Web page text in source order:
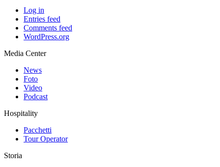
Log in
Entries feed
Comments feed
WordPress.org
Media Center
News
Foto
Video
Podcast
Hospitality
Pacchetti
Tour Operator
Storia